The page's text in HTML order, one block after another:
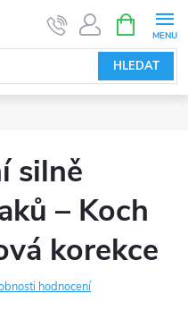
HLEDAT
NÁKUPNÍ
KOŠÍK
silně
– Koch
korekce
hodnocení